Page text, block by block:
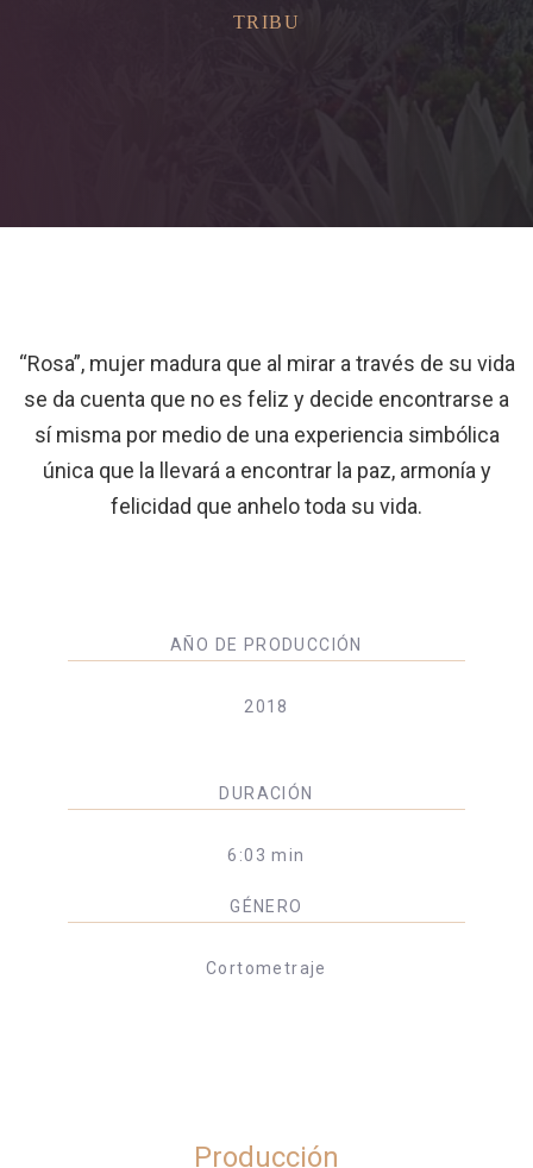
TRIBU
“Rosa”, mujer madura que al mirar a través de su vida
se da cuenta que no es feliz y decide encontrarse a
sí misma por medio de una experiencia simbólica
única que la llevará a encontrar la paz, armonía y
felicidad que anhelo toda su vida.
AÑO DE PRODUCCIÓN
2018
DURACIÓN
6:03 min
GÉNERO
Cortometraje
Producción